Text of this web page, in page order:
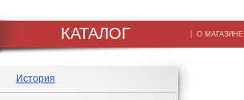
КАТАЛОГ | О МАГАЗИНЕ
История